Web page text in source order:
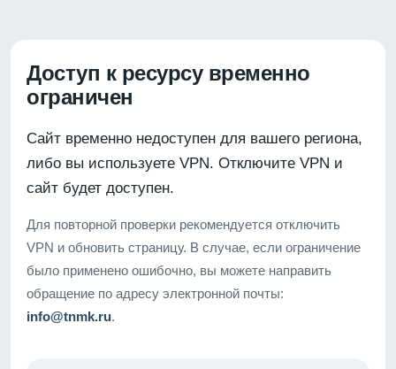
Доступ к ресурсу временно
ограничен
Сайт временно недоступен для вашего региона,
либо вы используете VPN. Отключите VPN и
сайт будет доступен.
Для повторной проверки рекомендуется отключить
VPN и обновить страницу. В случае, если ограничение
было применено ошибочно, вы можете направить
обращение по адресу электронной почты:
info@tnmk.ru.